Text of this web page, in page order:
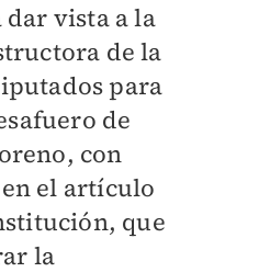
dar vista a la
de la
para
de
con
el artículo
que
la